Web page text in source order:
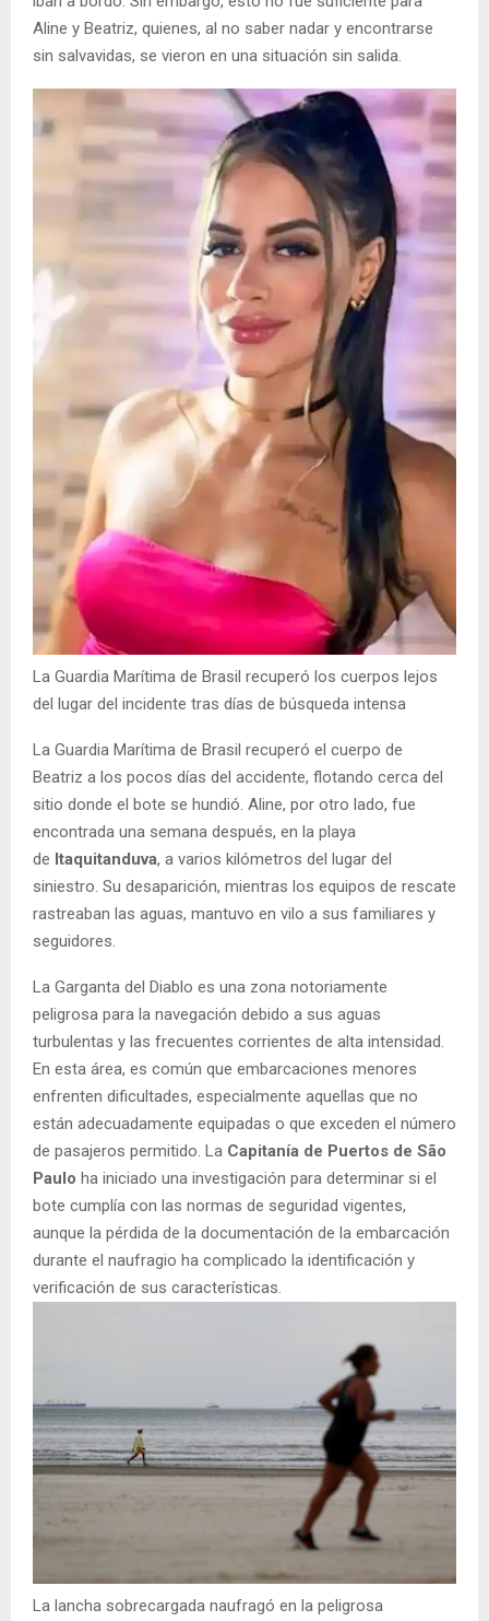
Aline y Beatriz, quienes, al no saber nadar y encontrarse
sin salvavidas, se vieron en una situación sin salida.
La Guardia Marítima de Brasil recuperó los cuerpos lejos
del lugar del incidente tras días de búsqueda intensa
La Guardia Marítima de Brasil recuperó el cuerpo de
Beatriz a los pocos días del accidente, flotando cerca del
sitio donde el bote se hundió. Aline, por otro lado, fue
encontrada una semana después, en la playa
de Itaquitanduva, a varios kilómetros del lugar del
siniestro. Su desaparición, mientras los equipos de rescate
rastreaban las aguas, mantuvo en vilo a sus familiares y
seguidores.
La Garganta del Diablo es una zona notoriamente
peligrosa para la navegación debido a sus aguas
turbulentas y las frecuentes corrientes de alta intensidad.
En esta área, es común que embarcaciones menores
enfrenten dificultades, especialmente aquellas que no
están adecuadamente equipadas o que exceden el número
de pasajeros permitido. La Capitanía de Puertos de São
Paulo ha iniciado una investigación para determinar si el
bote cumplía con las normas de seguridad vigentes,
aunque la pérdida de la documentación de la embarcación
durante el naufragio ha complicado la identificación y
verificación de sus características.
La lancha sobrecargada naufragó en la peligrosa